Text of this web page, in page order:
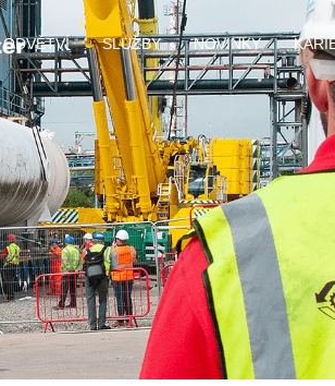
ODVĚTVÍ SLUŽBY NOVINKY